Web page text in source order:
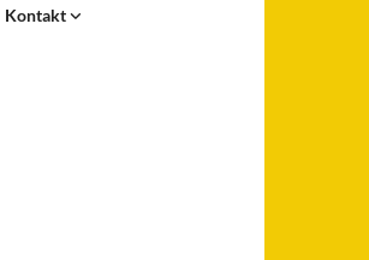
Kontakt